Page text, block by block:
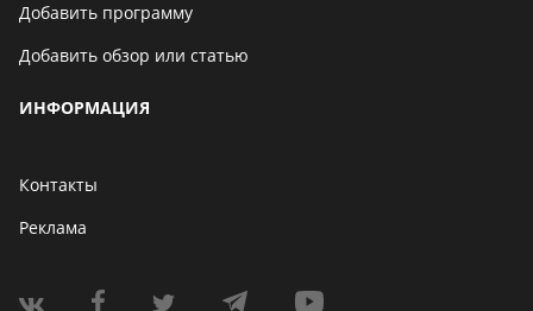
Добавить программу
Добавить обзор или статью
ИНФОРМАЦИЯ
Контакты
Реклама